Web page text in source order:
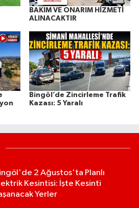
BAKIM VE ONARIM HİZMETİ
ALINACAKTIR
Bingöl’de Zincirleme Trafik
Kazası: 5 Yaralı
2 Ağustos'ta Planlı
Kesintisi: İşte Kesinti
Yerler